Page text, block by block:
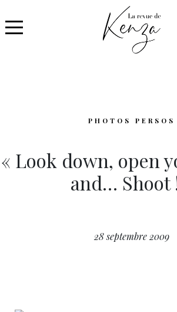
PHOTOS PERSOS
« Look down, open
and… Shoot
28 septembre 2009